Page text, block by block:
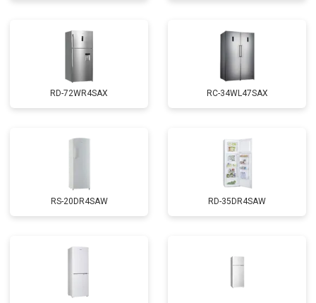
RD-72WR4SAX RС-34WL47SAX
RS-20DR4SAW RD-35DR4SAW